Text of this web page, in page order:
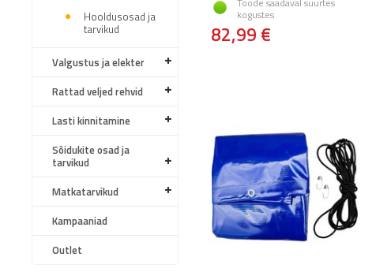
Hooldusosad ja
tarvikud
Valgustus ja elekter
Rattad veljed rehvid
Lasti kinnitamine
Sõidukite osad ja
tarvikud
Matkatarvikud
Kampaaniad
Outlet
kogustes
82,99 €